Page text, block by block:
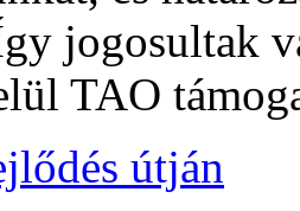
jogosultak
TAO
útján